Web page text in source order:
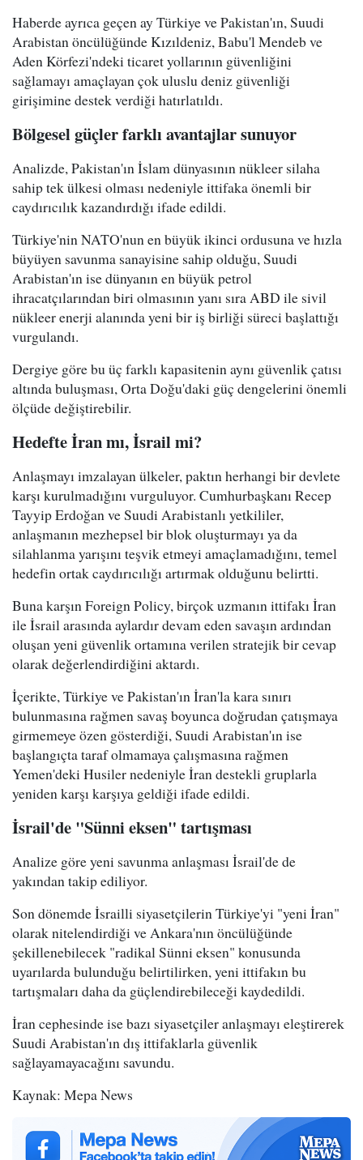
Haberde ayrıca geçen ay Türkiye ve Pakistan'ın, Suudi
Arabistan öncülüğünde Kızıldeniz, Babu'l Mendeb ve
Aden Körfezi'ndeki ticaret yollarının güvenliğini
sağlamayı amaçlayan çok uluslu deniz güvenliği
girişimine destek verdiği hatırlatıldı.
Bölgesel güçler farklı avantajlar sunuyor
Analizde, Pakistan'ın İslam dünyasının nükleer silaha
sahip tek ülkesi olması nedeniyle ittifaka önemli bir
caydırıcılık kazandırdığı ifade edildi.
Türkiye'nin NATO'nun en büyük ikinci ordusuna ve hızla
büyüyen savunma sanayisine sahip olduğu, Suudi
Arabistan'ın ise dünyanın en büyük petrol
ihracatçılarından biri olmasının yanı sıra ABD ile sivil
nükleer enerji alanında yeni bir iş birliği süreci başlattığı
vurgulandı.
Dergiye göre bu üç farklı kapasitenin aynı güvenlik çatısı
altında buluşması, Orta Doğu'daki güç dengelerini önemli
ölçüde değiştirebilir.
Hedefte İran mı, İsrail mi?
Anlaşmayı imzalayan ülkeler, paktın herhangi bir devlete
karşı kurulmadığını vurguluyor. Cumhurbaşkanı Recep
Tayyip Erdoğan ve Suudi Arabistanlı yetkililer,
anlaşmanın mezhepsel bir blok oluşturmayı ya da
silahlanma yarışını teşvik etmeyi amaçlamadığını, temel
hedefin ortak caydırıcılığı artırmak olduğunu belirtti.
Buna karşın Foreign Policy, birçok uzmanın ittifakı İran
ile İsrail arasında aylardır devam eden savaşın ardından
oluşan yeni güvenlik ortamına verilen stratejik bir cevap
olarak değerlendirdiğini aktardı.
İçerikte, Türkiye ve Pakistan'ın İran'la kara sınırı
bulunmasına rağmen savaş boyunca doğrudan çatışmaya
girmemeye özen gösterdiği, Suudi Arabistan'ın ise
başlangıçta taraf olmamaya çalışmasına rağmen
Yemen'deki Husiler nedeniyle İran destekli gruplarla
yeniden karşı karşıya geldiği ifade edildi.
İsrail'de "Sünni eksen" tartışması
Analize göre yeni savunma anlaşması İsrail'de de
yakından takip ediliyor.
Son dönemde İsrailli siyasetçilerin Türkiye'yi "yeni İran"
olarak nitelendirdiği ve Ankara'nın öncülüğünde
şekillenebilecek "radikal Sünni eksen" konusunda
uyarılarda bulunduğu belirtilirken, yeni ittifakın bu
tartışmaları daha da güçlendirebileceği kaydedildi.
İran cephesinde ise bazı siyasetçiler anlaşmayı eleştirerek
Suudi Arabistan'ın dış ittifaklarla güvenlik
sağlayamayacağını savundu.
Kaynak: Mepa News